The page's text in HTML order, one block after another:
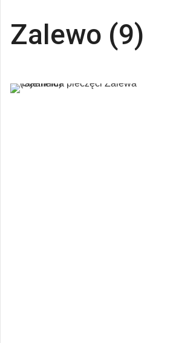
Zalewo (9)